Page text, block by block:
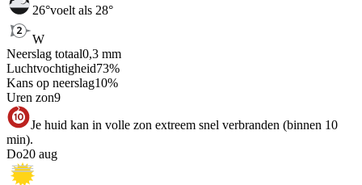
26°voelt als 28°
W
Neerslag totaal0,3 mm
Luchtvochtigheid73%
Kans op neerslag10%
Uren zon9
Je huid kan in volle zon extreem snel verbranden (binnen 10
min).
Do20 aug